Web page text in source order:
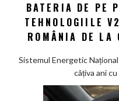
BATERIA DE PE
TEHNOLOGIILE
ROMÂNIA DE LA
Sistemul Energetic
câțiva ani